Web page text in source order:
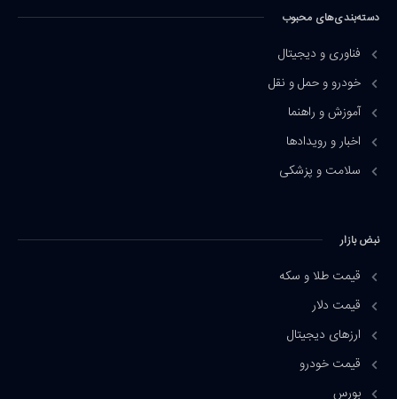
دسته‌بندی‌های محبوب
فناوری و دیجیتال
خودرو و حمل و نقل
آموزش و راهنما
اخبار و رویدادها
سلامت و پزشکی
نبض بازار
قیمت طلا و سکه
قیمت دلار
ارزهای دیجیتال
قیمت خودرو
بورس